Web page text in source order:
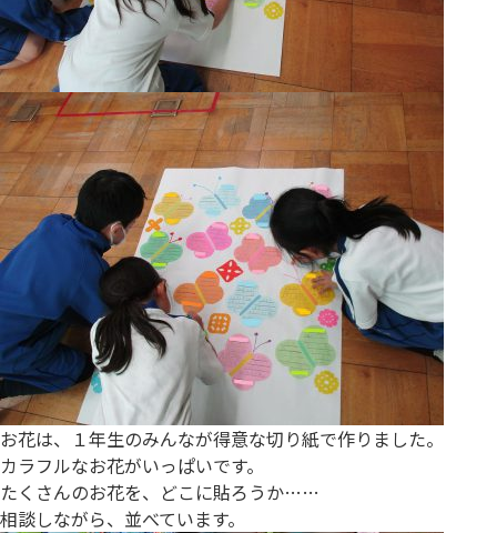
お花は、１年生のみんなが得意な切り紙で作りました。
カラフルなお花がいっぱいです。
たくさんのお花を、どこに貼ろうか……
相談しながら、並べています。